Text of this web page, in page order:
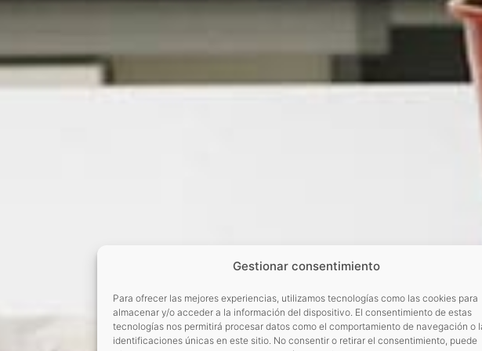
Gestionar consentimiento
Para ofrecer las mejores experiencias, utilizamos tecnologías como las cookies para
almacenar y/o acceder a la información del dispositivo. El consentimiento de estas
tecnologías nos permitirá procesar datos como el comportamiento de navegación o
identificaciones únicas en este sitio. No consentir o retirar el consentimiento, puede